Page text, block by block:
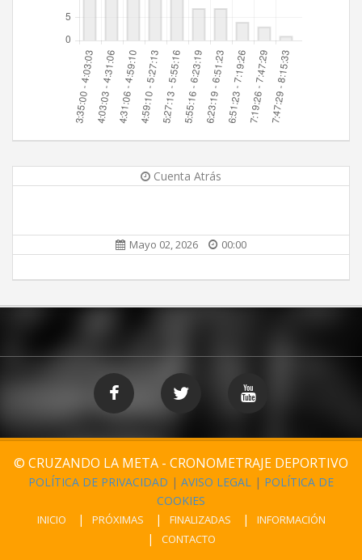
Cuenta Atrás
Mayo 02, 2026 00:00
© CRUZANDO LA META - CRONOMETRAJE DEPORTIVO
POLÍTICA DE PRIVACIDAD | AVISO LEGAL | POLÍTICA DE
COOKIES
INICIO PRÓXIMAS FINALIZADAS
INFORMACIÓN
CONTACTO